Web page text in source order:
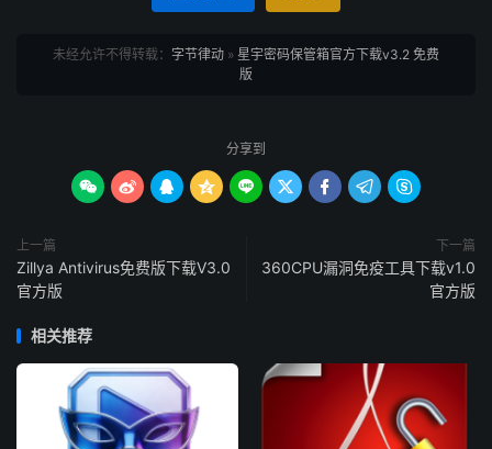
未经允许不得转载： 字节律动 » 星宇密码保管箱官方下载v3.2 免费
版
分享到
        
上一篇
Zillya Аntivirus免费版下载V3.0
官方版
下一篇
360CPU漏洞免疫工具下载v1.0
官方版
相关推荐